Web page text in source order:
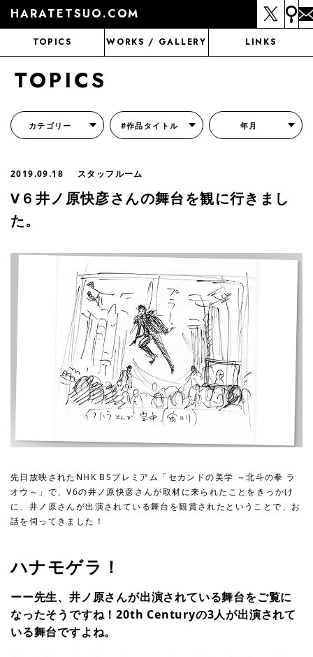
HARATETSUO.COM
TOPICS WORKS / GALLERY LINKS
TOPICS
カテゴリー #作品タイトル 年月
2019.09.18 スタッフルーム
V６井ノ原快彦さんの舞台を観に行きまし
た。
先日放映されたNHK BSプレミアム「セカンドの美学 ～北斗の拳 ラ
オウ～」で、V6の井ノ原快彦さんが取材に来られたことをきっかけ
に、井ノ原さんが出演されている舞台を観賞されたということで、お
話を伺ってきました！
ハナモゲラ！
ーー先生、井ノ原さんが出演されている舞台をご覧に
なったそうですね！20th Centuryの3人が出演されて
いる舞台ですよね。